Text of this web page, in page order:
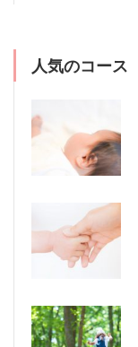
人気のコース